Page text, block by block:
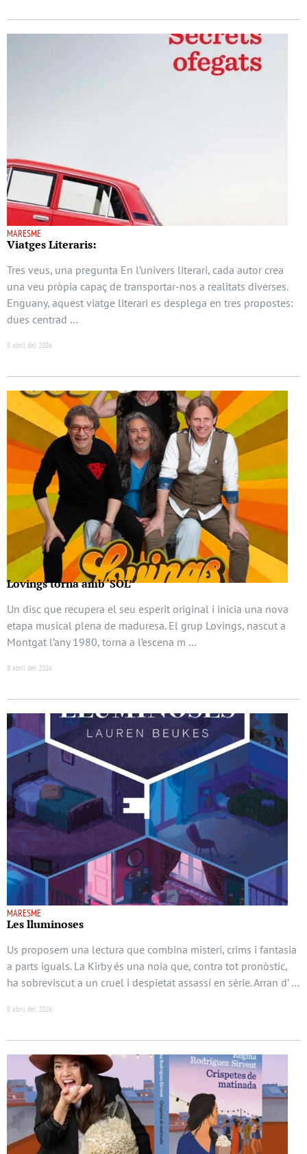
MARESME
Viatges Literaris:
Tres veus, una pregunta En l’univers literari, cada autor crea
una veu pròpia capaç de transportar-nos a realitats diverses.
Enguany, aquest viatge literari es desplega en tres propostes:
dues centrad …
8 abril del 2026
Lovings torna amb ‘SOL’
Un disc que recupera el seu esperit original i inicia una nova
etapa musical plena de maduresa. El grup Lovings, nascut a
Montgat l’any 1980, torna a l’escena m …
8 abril del 2026
MARESME
Les lluminoses
Us proposem una lectura que combina misteri, crims i fantasia
a parts iguals. La Kirby és una noia que, contra tot pronòstic,
ha sobreviscut a un cruel i despietat assassí en sèrie. Arran d’ …
8 abril del 2026